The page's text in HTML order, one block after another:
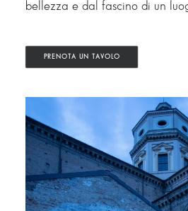
bellezza e dal fascino di un
PRENOTA UN TAVOLO